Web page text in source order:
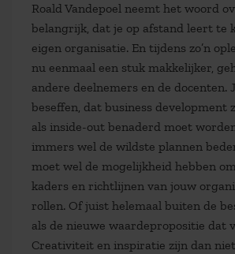
Roald Vandepoel neemt het woord
belangrijk, dat je op afstand leert te
eigen organisatie. En tijdens zo’n
nu eenmaal een stuk makkelijker,
andere deelnemers en de docenten.
beseffen, dat business development
als inside-out benaderd moet
immers wel de wildste plannen
moet wel de mogelijkheid hebben
kaders en richtlijnen van jouw
rollen. Of juist helemaal buiten de
als de nieuwe waardepropositie dat
Creativiteit en inspiratie zijn dan niet